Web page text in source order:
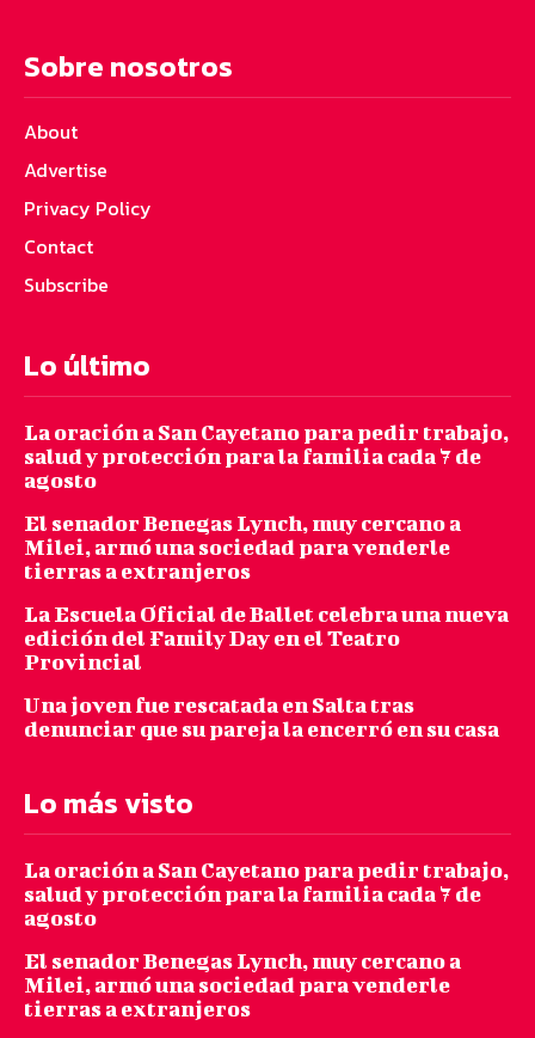
Sobre nosotros
About
Advertise
Privacy Policy
Contact
Subscribe
Lo último
La oración a San Cayetano para pedir trabajo,
salud y protección para la familia cada 7 de
agosto
El senador Benegas Lynch, muy cercano a
Milei, armó una sociedad para venderle
tierras a extranjeros
La Escuela Oficial de Ballet celebra una nueva
edición del Family Day en el Teatro
Provincial
Una joven fue rescatada en Salta tras
denunciar que su pareja la encerró en su casa
Lo más visto
La oración a San Cayetano para pedir trabajo,
salud y protección para la familia cada 7 de
agosto
El senador Benegas Lynch, muy cercano a
Milei, armó una sociedad para venderle
tierras a extranjeros